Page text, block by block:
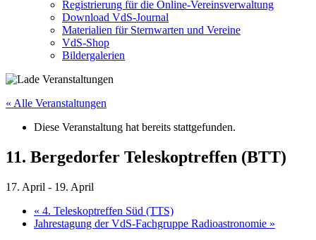
Registrierung für die Online-Vereinsverwaltung
Download VdS-Journal
Materialien für Sternwarten und Vereine
VdS-Shop
Bildergalerien
« Alle Veranstaltungen
Diese Veranstaltung hat bereits stattgefunden.
11. Bergedorfer Teleskoptreffen (BTT)
17. April - 19. April
« 4. Teleskoptreffen Süd (TTS)
Jahrestagung der VdS-Fachgruppe Radioastronomie »